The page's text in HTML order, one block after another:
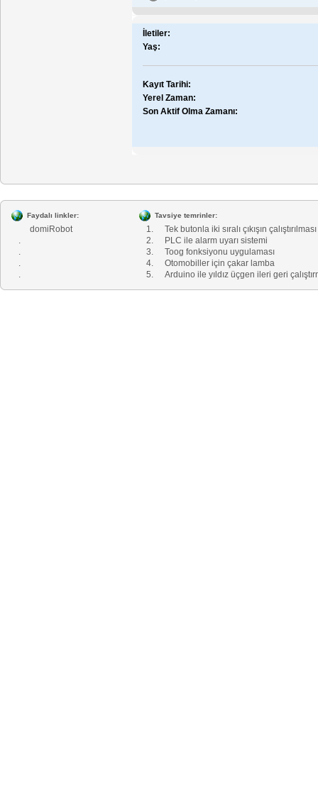
İletiler:
Yaş:
Kayıt Tarihi:
Yerel Zaman:
Son Aktif Olma Zamanı:
Faydalı linkler:
domiRobot
.
.
.
.
Tavsiye temrinler:
1.
Tek butonla iki sıralı çıkışın çalıştırılması
2.
PLC ile alarm uyarı sistemi
3.
Toog fonksiyonu uygulaması
4.
Otomobiller için çakar lamba
5.
Arduino ile yıldız üçgen ileri geri